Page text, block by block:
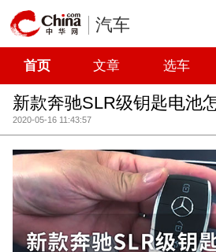
汽车
首页 文章 选车
新款奔驰SLR级钥匙电池
2020-05-16 11:43:57